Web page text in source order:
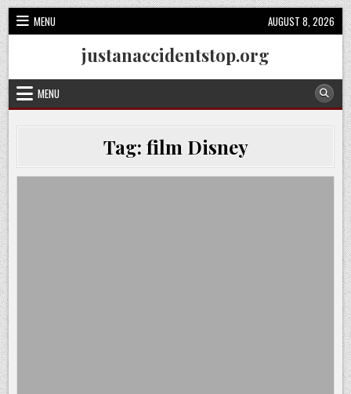
Skip
to
content
MENU AUGUST 8, 2026
justanaccidentstop.org
MENU
Tag: film Disney